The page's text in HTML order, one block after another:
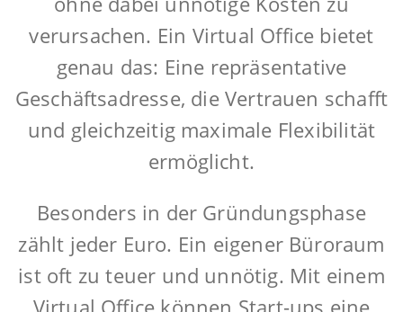
verursachen. Ein Virtual Office bietet
genau das: Eine repräsentative
Geschäftsadresse, die Vertrauen schafft
und gleichzeitig maximale Flexibilität
ermöglicht.
Besonders in der Gründungsphase
zählt jeder Euro. Ein eigener Büroraum
ist oft zu teuer und unnötig. Mit einem
Virtual Office können Start-ups eine